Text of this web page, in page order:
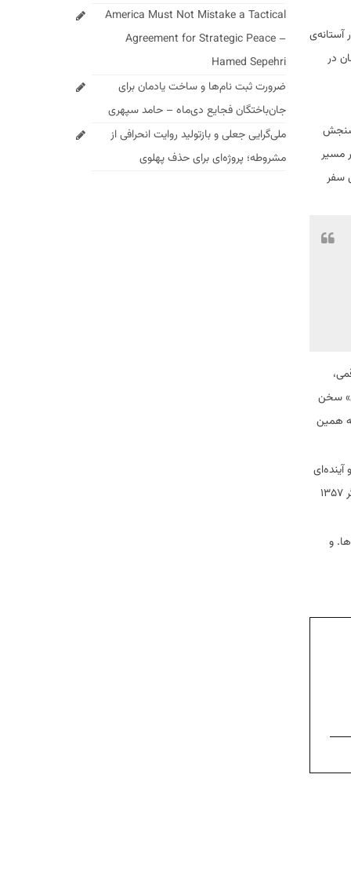
آستانه‌ی
در
سنجش
مسیر
سفر
سخن
همین
نامطمئن. در جهان امروز، تنها ایرانیان هستند که نیم قرن پیش را «آینده گمشده» خود می‌دانند؛ آینده‌ای که می‌توانست ساخته شود، اگر انقلاب ویرانگر ۱۳۵۷
و
America Must Not Mistake a Tactical
Agreement for Strategic Peace –
Hamed Sepehri
ضرورت ثبت نام‌ها و ساخت یادمان برای
جان‌باختگان فجایع دی‌ماه – حامد سپهری
ملی‌گرایی جعلی و بازتولید روایت انحرافی از
مشروطه؛ پروژه‌ای برای حذف پهلوی